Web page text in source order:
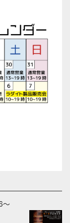
〜